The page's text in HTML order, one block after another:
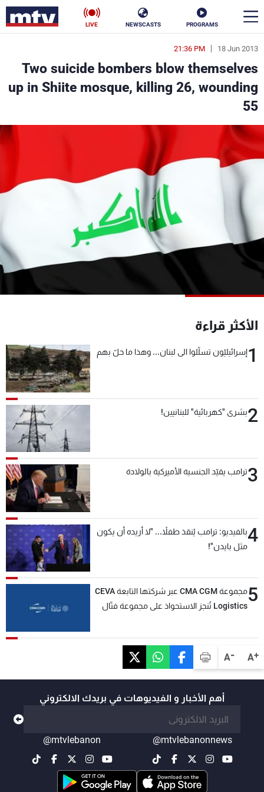
PROGRAMS
NEWSCASTS
LIVE
A+
A-
18 Jun 2013
21:36 PM
Two suicide bombers blow themselves
up in Shiite mosque, killing 26, wounding
55
الأكثر قراءة
1إسرائيليّون تسلّلوا الى لبنان... وهذا ما حلّ بهم
2بشرى "كهربائية" للبنانيين!
3ترامب يقيّد الجنسية الأميركية بالولادة
4بالفيديو: ترامب يُنقذ طفلاً... "لا أريده أن يكون
مثل بايدن"!
5
مجموعة CMA CGM عبر شركتها التابعة CEVA
Logistics تُنجز الاستحواذ على مجموعة فتّال
أهم الأخبار و الفيديوهات في بريدك الالكتروني
@mtvlebanonnews
@mtvlebanon
en
الأخبار
سياسة
إقتصاد
منوعات
كأس العالم
البرامج
جدول البرامج
الترددات
عن MTV
لاعلاناتكم
شروط الإسـتخدام
سياسة الخصوصية